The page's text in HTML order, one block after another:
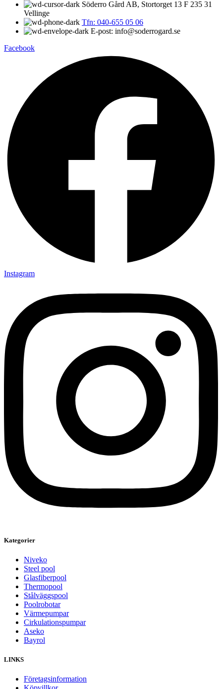
Söderro Gård AB, Stortorget 13 F 235 31
Vellinge
Tfn: 040-655 05 06
E-post: info@soderrogard.se
Facebook
Instagram
Kategorier
Niveko
Steel pool
Glasfiberpool
Thermopool
Stålväggspool
Poolrobotar
Värmepumpar
Cirkulationspumpar
Aseko
Bayrol
LINKS
Företagsinformation